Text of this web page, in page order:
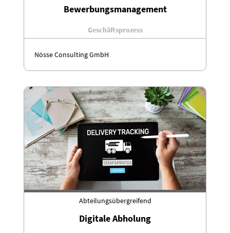
Bewerbungsmanagement
Geschäftsprozess
Nösse Consulting GmbH
Abteilungsübergreifend
Digitale Abholung